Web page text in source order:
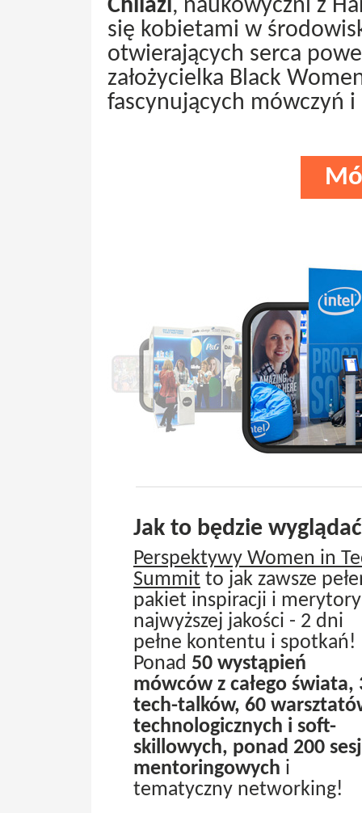
Chilazi, naukowyczni z
się kobietami w
otwierających serca
założycielka Black
fascynujących mówczyń
Jak to będzie
Perspektywy Women in
Summit to jak zawsze
pakiet inspiracji i
najwyższej jakości - 2 dni
pełne kontentu i spotkań!
Ponad 50 wystąpień
mówców z całego świata,
tech-talków, 60
technologicznych i soft-
skillowych, ponad 200
mentoringowych i
tematyczny networking!